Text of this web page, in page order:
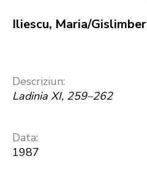
Iliescu, Maria/
Descriziun:
Ladinia XI, 259–262
Data:
1987